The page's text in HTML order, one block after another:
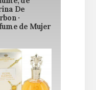
De
·
de Mujer